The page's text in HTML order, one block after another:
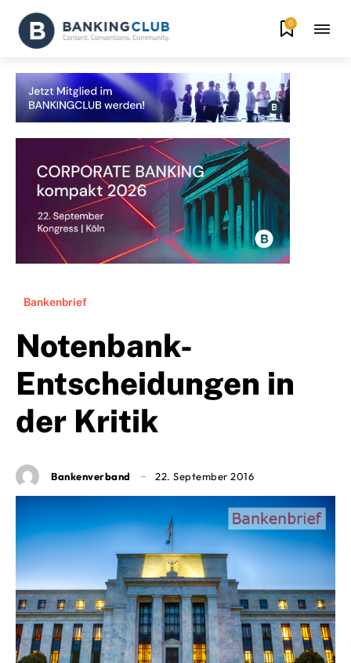
0
Bankenbrief
Notenbank-
Entscheidungen in
der Kritik
Bankenverband 22. September 2016